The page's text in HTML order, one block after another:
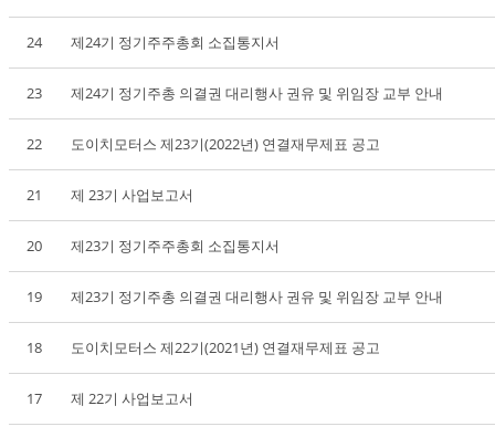
24 제24기 정기주주총회 소집통지서
23 제24기 정기주총 의결권 대리행사 권유 및 위임장 교부 안내
22 도이치모터스 제23기(2022년) 연결재무제표 공고
21 제 23기 사업보고서
20 제23기 정기주주총회 소집통지서
19 제23기 정기주총 의결권 대리행사 권유 및 위임장 교부 안내
18 도이치모터스 제22기(2021년) 연결재무제표 공고
17 제 22기 사업보고서